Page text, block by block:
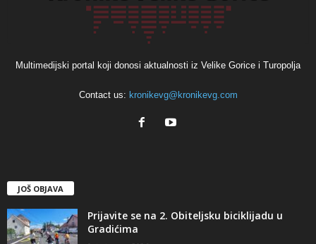
Multimedijski portal koji donosi aktualnosti iz Velike Gorice i Turopolja
Contact us: kronikevg@kronikevg.com
JOŠ OBJAVA
Prijavite se na 2. Obiteljsku biciklijadu u
Gradićima